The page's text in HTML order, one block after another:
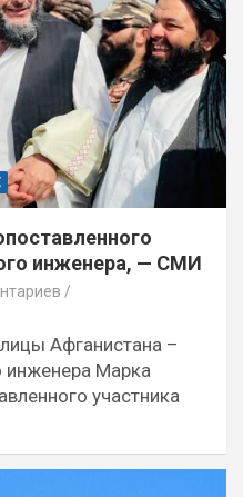
инженера, — СМИ
Афганистана –
инженера Марка
участника